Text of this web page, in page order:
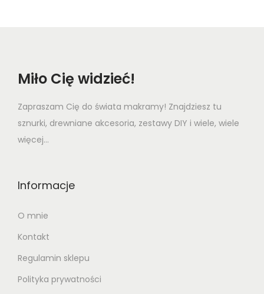
Miło Cię widzieć!
Zapraszam Cię do świata makramy! Znajdziesz tu
sznurki, drewniane akcesoria, zestawy DIY i wiele, wiele
więcej...
Informacje
O mnie
Kontakt
Regulamin sklepu
Polityka prywatności